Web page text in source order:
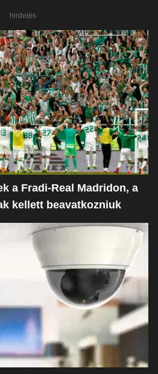
hirdetés
a Fradi-Real Madridon, a
kellett beavatkozniuk